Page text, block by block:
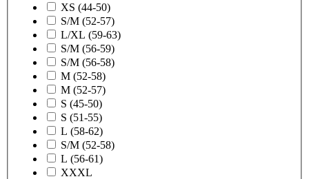
XS (44-50)
S/M (52-57)
L/XL (59-63)
S/M (56-59)
S/M (56-58)
M (52-58)
M (52-57)
S (45-50)
S (51-55)
L (58-62)
S/M (52-58)
L (56-61)
XXXL